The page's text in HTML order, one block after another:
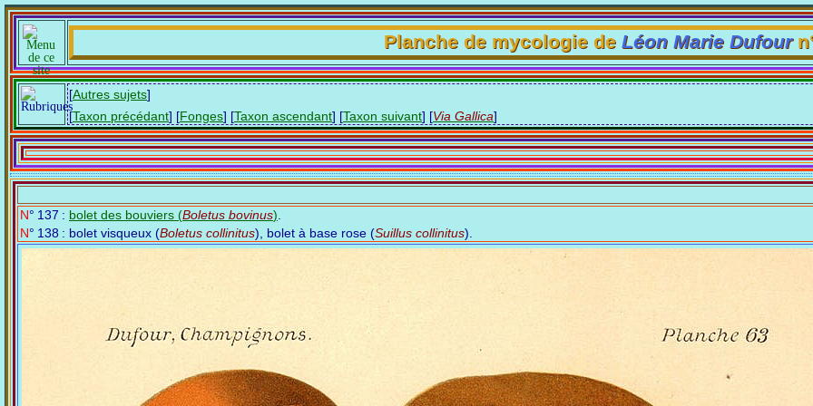
Planche de mycologie de Léon Marie Dufour
[Autres sujets]
[Taxon précédant] [Fonges] [Taxon ascendant] [Taxon suivant] [Via Gallica]
N° 137 : bolet des bouviers (Boletus bovinus)
N° 138 : bolet visqueux (Boletus collinitus), bolet à base rose (Suillus collinitus).